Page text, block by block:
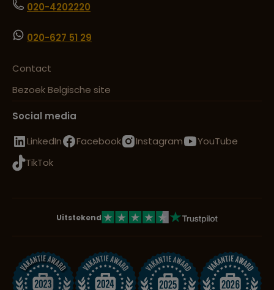
020-4202220
020-627 51 29
Contact
Bezoek Belgische site
Social media
LinkedIn
Facebook Instagram
YouTube
TikTok
Uitstekend